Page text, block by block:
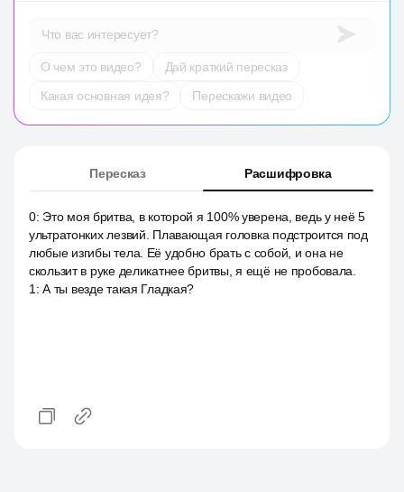
Что вас интересует?
О чем это видео?
Дай краткий пересказ
Какая основная идея?
Перескажи видео
Пересказ Расшифровка
0: Это моя бритва, в которой я 100% уверена, ведь у неё 5
ультратонких лезвий. Плавающая головка подстроится под
любые изгибы тела. Её удобно брать с собой, и она не
скользит в руке деликатнее бритвы, я ещё не пробовала.
1 :А ты везде такая Гладкая?